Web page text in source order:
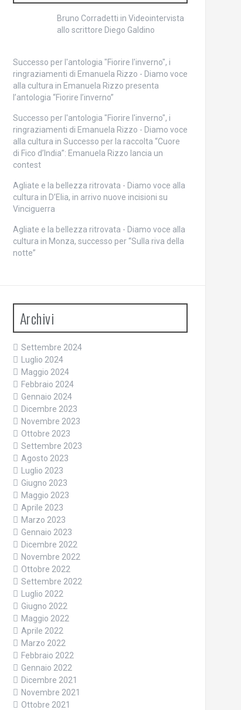
Bruno Corradetti in Videointervista
allo scrittore Diego Galdino
Successo per l'antologia "Fiorire l'inverno", i
ringraziamenti di Emanuela Rizzo - Diamo voce
alla cultura in Emanuela Rizzo presenta
l’antologia “Fiorire l’inverno”
Successo per l'antologia "Fiorire l'inverno", i
ringraziamenti di Emanuela Rizzo - Diamo voce
alla cultura in Successo per la raccolta “Cuore
di Fico d’India”: Emanuela Rizzo lancia un
contest
Agliate e la bellezza ritrovata - Diamo voce alla
cultura in D’Elia, in arrivo nuove incisioni su
Vinciguerra
Agliate e la bellezza ritrovata - Diamo voce alla
cultura in Monza, successo per “Sulla riva della
notte”
Archivi
Settembre 2024
Luglio 2024
Maggio 2024
Febbraio 2024
Gennaio 2024
Dicembre 2023
Novembre 2023
Ottobre 2023
Settembre 2023
Agosto 2023
Luglio 2023
Giugno 2023
Maggio 2023
Aprile 2023
Marzo 2023
Gennaio 2023
Dicembre 2022
Novembre 2022
Ottobre 2022
Settembre 2022
Luglio 2022
Giugno 2022
Maggio 2022
Aprile 2022
Marzo 2022
Febbraio 2022
Gennaio 2022
Dicembre 2021
Novembre 2021
Ottobre 2021